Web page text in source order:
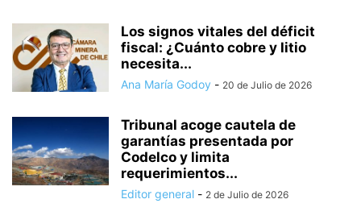
Los signos vitales del déficit
fiscal: ¿Cuánto cobre y litio
necesita...
Ana María Godoy - 20 de Julio de 2026
Tribunal acoge cautela de
garantías presentada por
Codelco y limita
requerimientos...
Editor general - 2 de Julio de 2026